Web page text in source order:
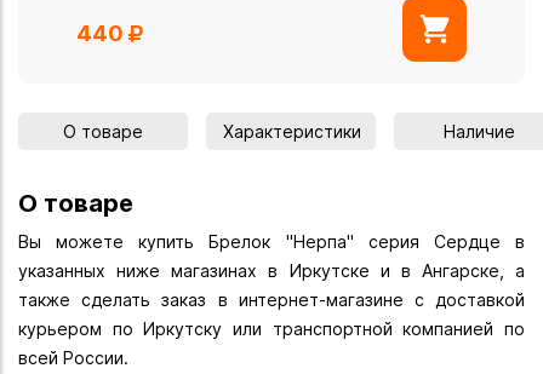
440
О товаре Характеристики Наличие
О товаре
Вы можете купить Брелок "Нерпа" серия Сердце в
указанных ниже магазинах в Иркутске и в Ангарске, а
также сделать заказ в интернет-магазине с доставкой
курьером по Иркутску или транспортной компанией по
всей России.